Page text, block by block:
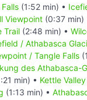
(1:52 min) •
Viewpoint (0:37 min)
Trail (2:48 min) •
/ Athabasca
/ Tangle Falls
des Athabasca-
min) • Kettle
(1:13 min) •